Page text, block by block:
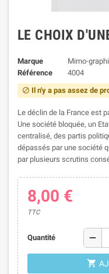
LE CHOIX
Marque
Mirno-
Référence
4004
 Il n'y a pas assez de
Le déclin de la France est
Une société bloquée, un
centralisé, des partis
dépassés par une société
par plusieurs scrutins
8,00 €
TTC
Quantité remove
